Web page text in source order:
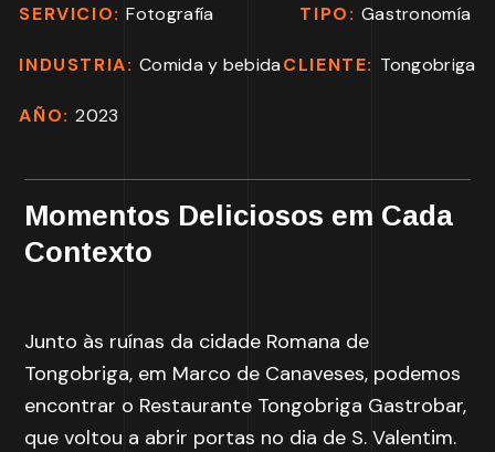
SERVICIO:Fotografía TIPO: Gastronomía
INDUSTRIA:Comida y bebidaCLIENTE: Tongobriga
AÑO:2023
Momentos Deliciosos em Cada
Contexto
Junto às ruínas da cidade Romana de
Tongobriga, em Marco de Canaveses, podemos
encontrar o Restaurante Tongobriga Gastrobar,
que voltou a abrir portas no dia de S. Valentim.